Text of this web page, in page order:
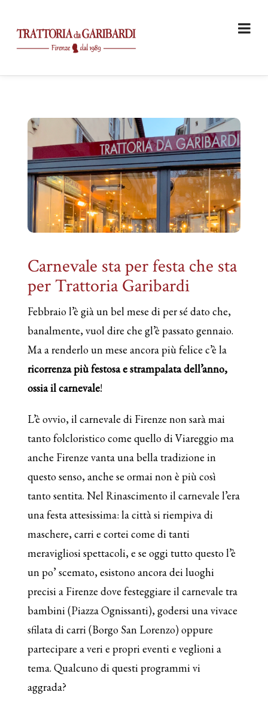
Carnevale sta per festa che sta
per Trattoria Garibardi
Febbraio l’è già un bel mese di per sé dato che,
banalmente, vuol dire che gl’è passato gennaio.
Ma a renderlo un mese ancora più felice c’è la
ricorrenza più festosa e strampalata dell’anno,
ossia il carnevale!
L’è ovvio, il carnevale di Firenze non sarà mai
tanto folcloristico come quello di Viareggio ma
anche Firenze vanta una bella tradizione in
questo senso, anche se ormai non è più così
tanto sentita. Nel Rinascimento il carnevale l’era
una festa attesissima: la città si riempiva di
maschere, carri e cortei come di tanti
meravigliosi spettacoli, e se oggi tutto questo l’è
un po’ scemato, esistono ancora dei luoghi
precisi a Firenze dove festeggiare il carnevale tra
bambini (Piazza Ognissanti), godersi una vivace
sfilata di carri (Borgo San Lorenzo) oppure
partecipare a veri e propri eventi e veglioni a
tema. Qualcuno di questi programmi vi
aggrada?